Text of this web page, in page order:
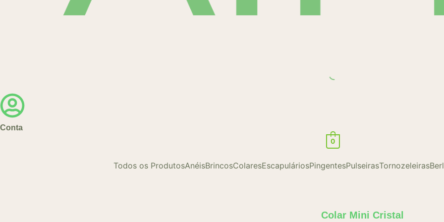
Conta
0
Todos os ProdutosAnéisBrincosColaresEscapuláriosPingentesPulseirasTornozeleiras
Colar Mini Cristal